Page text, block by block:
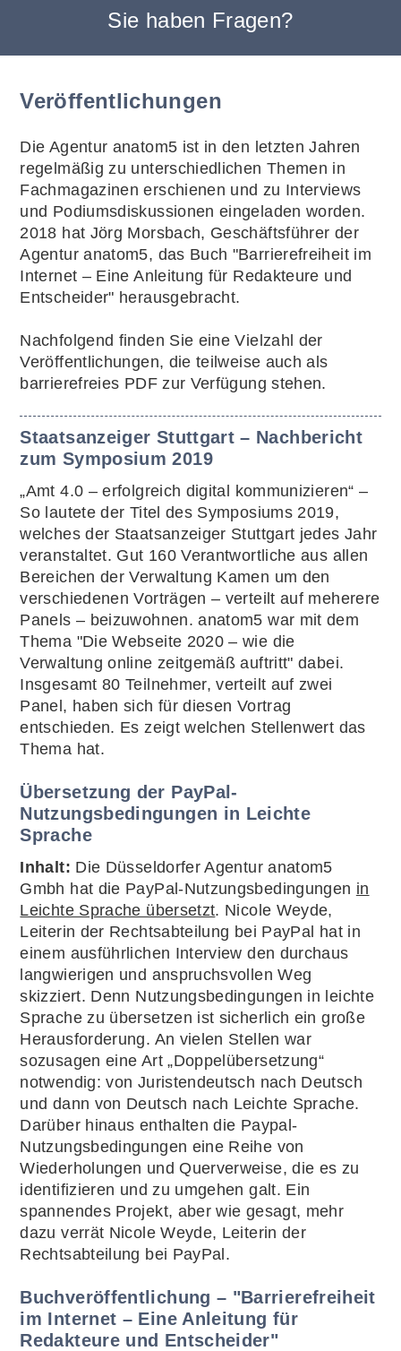
Sie haben Fragen?
Veröffentlichungen
Die Agentur anatom5 ist in den letzten Jahren
regelmäßig zu unterschiedlichen Themen in
Fachmagazinen erschienen und zu Interviews
und Podiumsdiskussionen eingeladen worden.
2018 hat Jörg Morsbach, Geschäftsführer der
Agentur anatom5, das Buch "Barrierefreiheit im
Internet – Eine Anleitung für Redakteure und
Entscheider" herausgebracht.
Nachfolgend finden Sie eine Vielzahl der
Veröffentlichungen, die teilweise auch als
barrierefreies PDF zur Verfügung stehen.
Staatsanzeiger Stuttgart – Nachbericht
zum Symposium 2019
„Amt 4.0 – erfolgreich digital kommunizieren“ –
So lautete der Titel des Symposiums 2019,
welches der Staatsanzeiger Stuttgart jedes Jahr
veranstaltet. Gut 160 Verantwortliche aus allen
Bereichen der Verwaltung Kamen um den
verschiedenen Vorträgen – verteilt auf meherere
Panels – beizuwohnen. anatom5 war mit dem
Thema "Die Webseite 2020 – wie die
Verwaltung online zeitgemäß auftritt" dabei.
Insgesamt 80 Teilnehmer, verteilt auf zwei
Panel, haben sich für diesen Vortrag
entschieden. Es zeigt welchen Stellenwert das
Thema hat.
Übersetzung der PayPal-
Nutzungsbedingungen in Leichte
Sprache
Inhalt: Die Düsseldorfer Agentur anatom5
Gmbh hat die PayPal-Nutzungsbedingungen in
Leichte Sprache übersetzt. Nicole Weyde,
Leiterin der Rechtsabteilung bei PayPal hat in
einem ausführlichen Interview den durchaus
langwierigen und anspruchsvollen Weg
skizziert. Denn Nutzungsbedingungen in leichte
Sprache zu übersetzen ist sicherlich ein große
Herausforderung. An vielen Stellen war
sozusagen eine Art „Doppelübersetzung“
notwendig: von Juristendeutsch nach Deutsch
und dann von Deutsch nach Leichte Sprache.
Darüber hinaus enthalten die Paypal-
Nutzungsbedingungen eine Reihe von
Wiederholungen und Querverweise, die es zu
identifizieren und zu umgehen galt. Ein
spannendes Projekt, aber wie gesagt, mehr
dazu verrät Nicole Weyde, Leiterin der
Rechtsabteilung bei PayPal.
Buchveröffentlichung – "Barrierefreiheit
im Internet – Eine Anleitung für
Redakteure und Entscheider"